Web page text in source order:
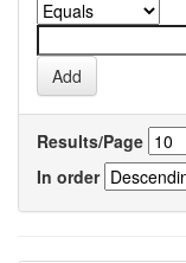
Results/Page
In order